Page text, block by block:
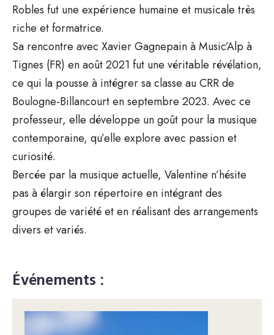
Robles fut une expérience humaine et musicale très
riche et formatrice.
Sa rencontre avec Xavier Gagnepain à Music’Alp à
Tignes (FR) en août 2021 fut une véritable révélation,
ce qui la pousse à intégrer sa classe au CRR de
Boulogne-Billancourt en septembre 2023. Avec ce
professeur, elle développe un goût pour la musique
contemporaine, qu’elle explore avec passion et
curiosité.
Bercée par la musique actuelle, Valentine n’hésite
pas à élargir son répertoire en intégrant des
groupes de variété et en réalisant des arrangements
divers et variés.
Événements :